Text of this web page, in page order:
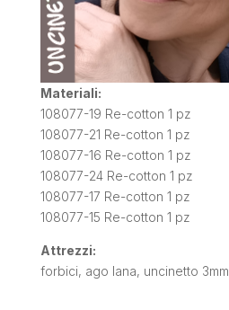
Materiali:
108077-19 Re-cotton 1 pz
108077-21 Re-cotton 1 pz
108077-16 Re-cotton 1 pz
108077-24 Re-cotton 1 pz
108077-17 Re-cotton 1 pz
108077-15 Re-cotton 1 pz
Attrezzi:
forbici, ago lana, uncinetto 3mm